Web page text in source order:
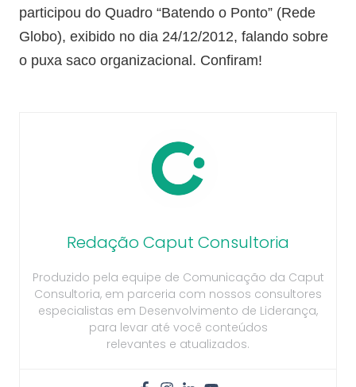
participou do Quadro “Batendo o Ponto” (Rede
Globo), exibido no dia 24/12/2012, falando sobre
o puxa saco organizacional. Confiram!
Redação Caput Consultoria
Produzido pela equipe de Comunicação da Caput
Consultoria, em parceria com nossos consultores
especialistas em Desenvolvimento de Liderança,
para levar até você conteúdos
relevantes e atualizados.